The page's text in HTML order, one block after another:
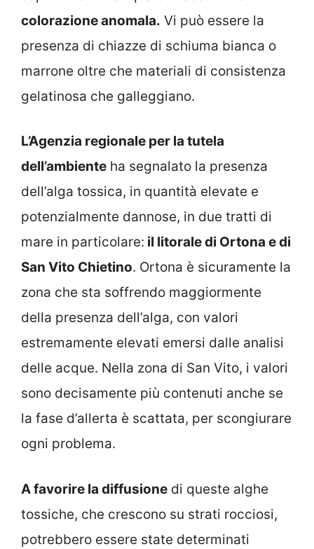
colorazione anomala. Vi può essere la
presenza di chiazze di schiuma bianca o
marrone oltre che materiali di consistenza
gelatinosa che galleggiano.
L’Agenzia regionale per la tutela
dell’ambiente ha segnalato la presenza
dell’alga tossica, in quantità elevate e
potenzialmente dannose, in due tratti di
mare in particolare: il litorale di Ortona e di
San Vito Chietino. Ortona è sicuramente la
zona che sta soffrendo maggiormente
della presenza dell’alga, con valori
estremamente elevati emersi dalle analisi
delle acque. Nella zona di San Vito, i valori
sono decisamente più contenuti anche se
la fase d’allerta è scattata, per scongiurare
ogni problema.
A favorire la diffusione di queste alghe
tossiche, che crescono su strati rocciosi,
potrebbero essere state determinati